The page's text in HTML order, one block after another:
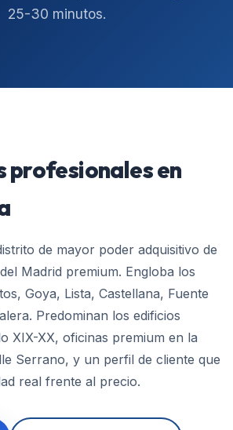
25-30 minutos.
profesionales en
de mayor poder adquisitivo de
Madrid premium. Engloba los
Goya, Lista, Castellana, Fuente
Predominan los edificios
XIX-XX, oficinas premium en la
Serrano, y un perfil de cliente que
real frente al precio.